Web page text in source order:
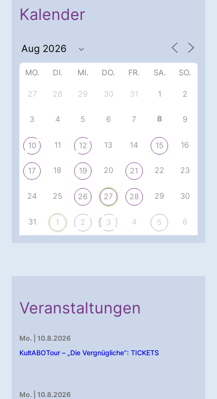
Kalender
MO. DI. MI. DO. FR. SA. SO.
27 28 29 30 31 1 2
3 4 5 6 7 8 9
10 11 12 13 14 15 16
17 18 19 20 21 22 23
24 25 26 27 28 29 30
31 1 2 3 4 5 6
Veranstaltungen
Mo. | 10.8.2026
KultABOTour – „Die Vergnügliche“: TICKETS
Mo. | 10.8.2026